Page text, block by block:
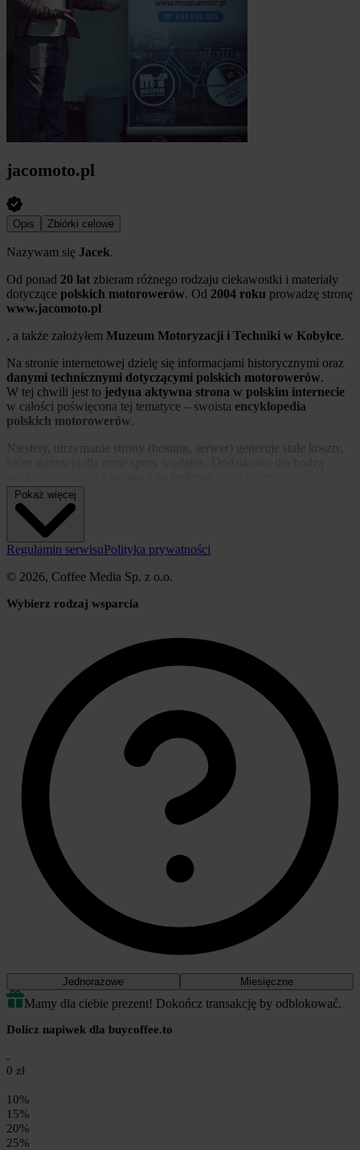
jacomoto.pl
Opis Zbiórki celowe
Nazywam się Jacek.
Od ponad 20 lat zbieram różnego rodzaju ciekawostki i materiały
dotyczące polskich motorowerów. Od 2004 roku prowadzę stronę
www.jacomoto.pl
, a także założyłem Muzeum Motoryzacji i Techniki w Kobyłce.
Na stronie internetowej dzielę się informacjami historycznymi oraz
danymi technicznymi dotyczącymi polskich motorowerów.
W tej chwili jest to jedyna aktywna strona w polskim internecie
w całości poświęcona tej tematyce – swoista encyklopedia
polskich motorowerów.
Niestety, utrzymanie strony (hosting, serwer) generuje stałe koszty,
informatykiem i wszystkie takie prace opłacam
Jeśli podoba Ci się to, co robię, i doceniasz moją pracę,
poczęstuj mnie wirtualną kawąi pomóż w utrzymaniu strony ☕
DZIĘKUJĘ!
Regulamin serwisuPolityka prywatności
© 2026, Coffee Media Sp. z o.o.
Wybierz rodzaj wsparcia
Jednorazowe Miesięczne
Mamy dla ciebie prezent! Dokończ transakcję by odblokować.
Dolicz napiwek dla buycoffee.to
0 zł
10%
15%
20%
25%